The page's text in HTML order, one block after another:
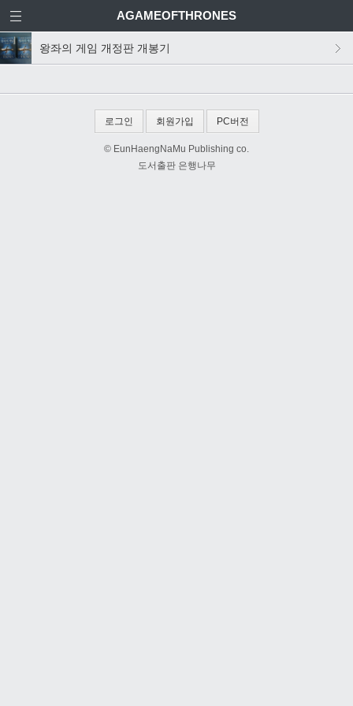
AGAMEOFTHRONES
왕좌의 게임 개정판 개봉기
로그인 회원가입 PC버전
© EunHaengNaMu Publishing co.
도서출판 은행나무